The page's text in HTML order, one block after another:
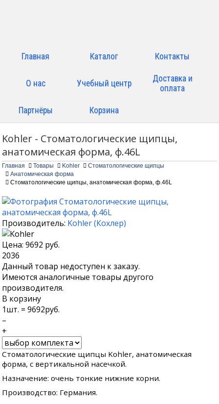
Главная Каталог Контакты
О нас Учебный центр
Доставка и
оплата
Партнёры Корзина
Kohler - Стоматологические щипцы,
анатомическая форма, ф.46L
Главная Товары Kohler
Стоматологические щипцы
Анатомическая форма
Стоматологические щипцы, анатомическая форма, ф.46L
Производитель: Kohler(Кохлер)
Цена:9692 руб.
2036
Данный товар недоступен к заказу.
Имеются аналогичные товары другого
производителя.
В корзину
1шт. =9692руб.
–
+
Стоматологические щипцы Kohler, анатомическая
форма, с вертикальной насечкой.
Назначение: очень тонкие нижние корни.
Производство: Германия.